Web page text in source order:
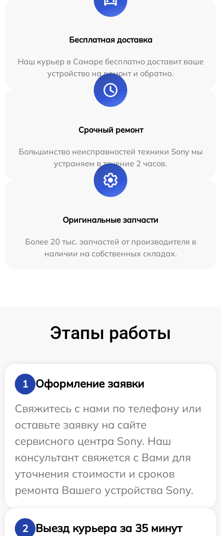
Бесплатная доставка
Наш курьер в Самаре бесплатно доставит ваше
устройство на ремонт и обратно.
Срочный ремонт
Большинство неисправностей техники Sony мы
устраняем в течение 2 часов.
Оригинальные запчасти
Более 20 тыс. запчастей от производителя в
наличии на собственных складах.
Этапы работы
1
Оформление заявки
Свяжитесь с нами по телефону или
оставьте заявку на сайте
сервисного центра Sony. Наш
консультант свяжется с Вами для
уточнения стоимости и сроков
ремонта Вашего устройства Sony.
2
Выезд курьера за 35 минут